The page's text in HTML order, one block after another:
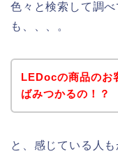
色々と検索して調
も、、、。
LEDocの商品のお
ばみつかるの！？
と、感じている人